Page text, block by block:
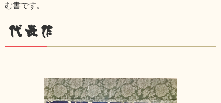
む書です。
代表作